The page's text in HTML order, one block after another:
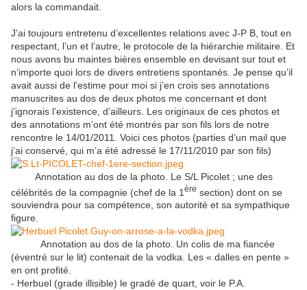
alors la commandait.
J’ai toujours entretenu d’excellentes relations avec J-P B, tout en
respectant, l’un et l’autre, le protocole de la hiérarchie militaire. Et
nous avons bu maintes bières ensemble en devisant sur tout et
n’importe quoi lors de divers entretiens spontanés. Je pense qu’il
avait aussi de l’estime pour moi si j’en crois ses annotations
manuscrites au dos de deux photos me concernant et dont
j’ignorais l’existence, d’ailleurs. Les originaux de ces photos et
des annotations m’ont été montrés par son fils lors de notre
rencontre le 14/01/2011. Voici ces photos (parties d’un mail que
j’ai conservé, qui m’a été adressé le 17/11/2010 par son fils)
Annotation au dos de la photo. Le S/L Picolet ; une des
célébrités de la compagnie (chef de la 1 ère section) dont on se
souviendra pour sa compétence, son autorité et sa sympathique
figure.
Annotation au dos de la photo. Un colis de ma fiancée
(éventré sur le lit) contenait de la vodka. Les « dalles en pente »
en ont profité.
- Herbuel (grade illisible) le gradé de quart, voir le P.A.